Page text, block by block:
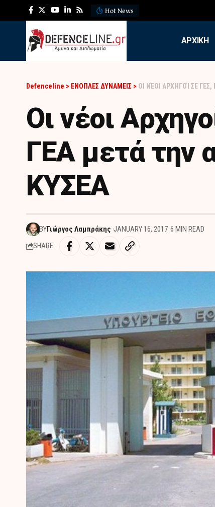
Hot News
APXIKH
Defenceline > ΕΝΟΠΛΕΣ ΔΥΝΑΜΕΙΣ > OΙ ΝΈΟΙ ΑΡΧΗΓΟΊ ΣΕ
Oι νέοι
ΓΕΑ μετά την
ΚΥΣΕΑ
BYΓιώργος Λαμπράκης JANUARY 16, 2017 6 MIN READ
SHARE